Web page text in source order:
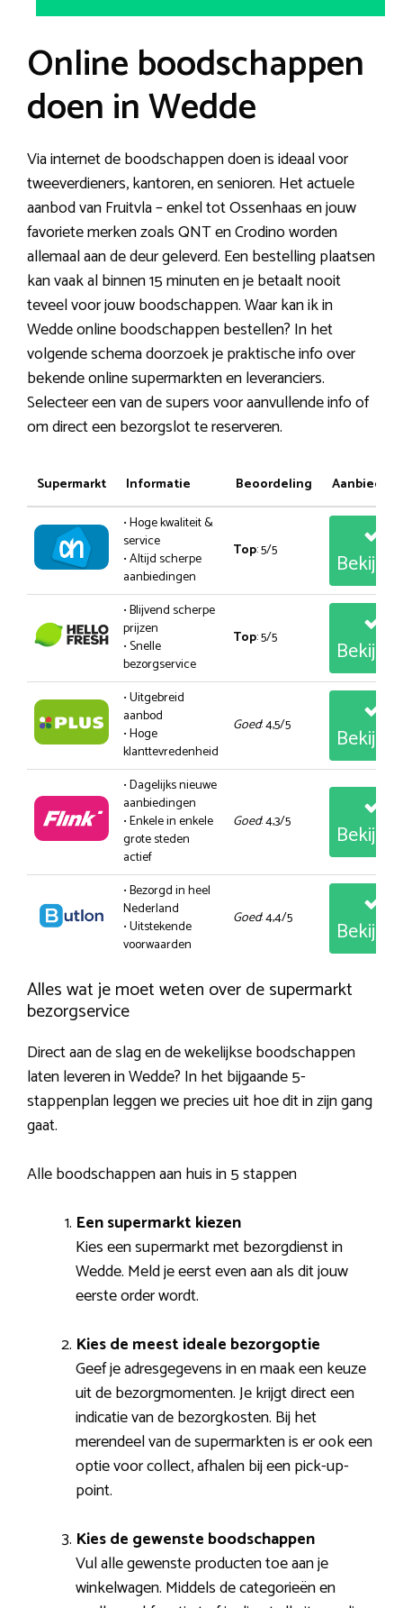
Online boodschappen
doen in Wedde
Via internet de boodschappen doen is ideaal voor
tweeverdieners, kantoren, en senioren. Het actuele
aanbod van Fruitvla – enkel tot Ossenhaas en jouw
favoriete merken zoals QNT en Crodino worden
allemaal aan de deur geleverd. Een bestelling plaatsen
kan vaak al binnen 15 minuten en je betaalt nooit
teveel voor jouw boodschappen. Waar kan ik in
Wedde online boodschappen bestellen? In het
volgende schema doorzoek je praktische info over
bekende online supermarkten en leveranciers.
Selecteer een van de supers voor aanvullende info of
om direct een bezorgslot te reserveren.
Supermarkt Informatie Beoordeling
• Hoge kwaliteit &
service
• Altijd scherpe
aanbiedingen
Top: 5/5
• Blijvend scherpe
prijzen
• Snelle
bezorgservice
Top: 5/5
• Uitgebreid
aanbod
• Hoge
klanttevredenheid
Goed: 4,5/5
• Dagelijks nieuwe
aanbiedingen
• Enkele in enkele
grote steden
actief
Goed: 4,3/5
• Bezorgd in heel
Nederland
• Uitstekende
voorwaarden
Goed: 4,4/5
Alles wat je moet weten over de supermarkt
bezorgservice
Direct aan de slag en de wekelijkse boodschappen
laten leveren in Wedde? In het bijgaande 5-
stappenplan leggen we precies uit hoe dit in zijn gang
gaat.
Alle boodschappen aan huis in 5 stappen
Een supermarkt kiezen
Kies een supermarkt met bezorgdienst in
Wedde. Meld je eerst even aan als dit jouw
eerste order wordt.
Kies de meest ideale bezorgoptie
Geef je adresgegevens in en maak een keuze
uit de bezorgmomenten. Je krijgt direct een
indicatie van de bezorgkosten. Bij het
merendeel van de supermarkten is er ook een
optie voor collect, afhalen bij een pick-up-
point.
Kies de gewenste boodschappen
Vul alle gewenste producten toe aan je
winkelwagen. Middels de categorieën en